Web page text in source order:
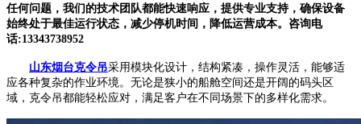
任何问题，我们的技术团队都能快速响应，提供专业支持，确保设备
始终处于最佳运行状态，减少停机时间，降低运营成本。咨询电
话:13343738952
山东烟台克令吊采用模块化设计，结构紧凑，操作灵活，能够适
应各种复杂的作业环境。无论是狭小的船舱空间还是开阔的码头区
域，克令吊都能轻松应对，满足客户在不同场景下的多样化需求。